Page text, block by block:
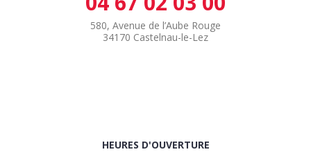
580, Avenue de l’Aube Rouge
34170 Castelnau-le-Lez
HEURES D'OUVERTURE